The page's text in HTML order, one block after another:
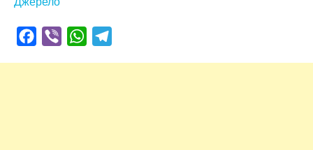
Facebook
Viber WhatsApp